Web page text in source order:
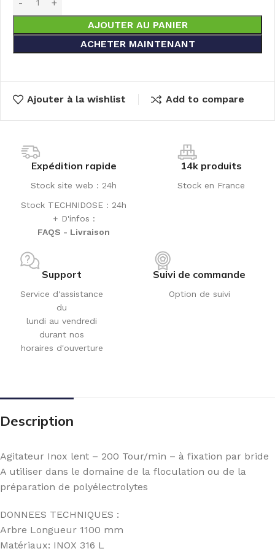
AJOUTER AU PANIER
ACHETER MAINTENANT
Ajouter à la wishlist Add to compare
Expédition rapide
Stock site web : 24h
Stock TECHNIDOSE : 24h
+ D'infos :
FAQS - Livraison
14k produits
Stock en France
Support
Service d'assistance
du
lundi au vendredi
durant nos
horaires d'ouverture
Suivi de commande
Option de suivi
Description
Agitateur Inox lent – 200 Tour/min – à fixation par bride
A utiliser dans le domaine de la floculation ou de la
préparation de polyélectrolytes
DONNEES TECHNIQUES :
Arbre Longueur 1100 mm
Matériaux: INOX 316 L